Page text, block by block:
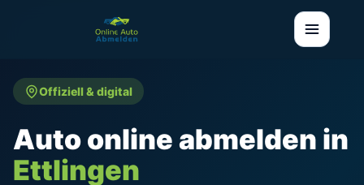
Offiziell & digital
Auto online abmelden in
Ettlingen